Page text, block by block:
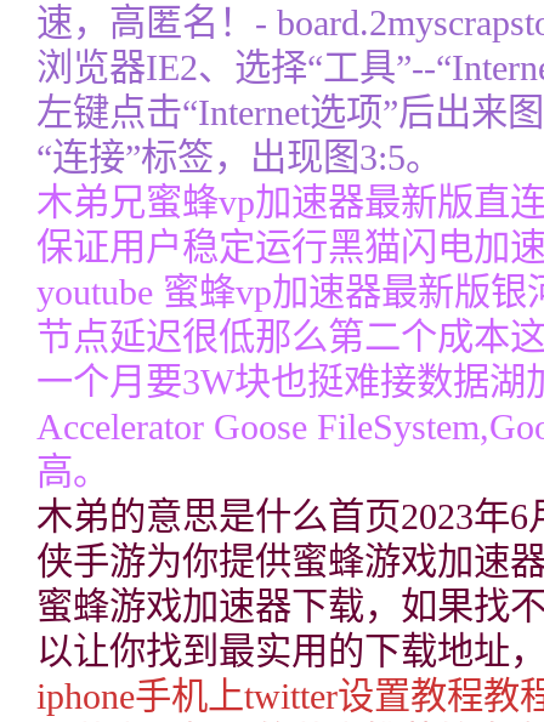
速，高匿名！-
浏览器IE2、选择“工具”--
左键点击“Internet选项”后出来
“连接”标签，出现图3:5。
木弟兄蜜蜂vp加速器最新版直
保证用户稳定运行黑猫闪电加
youtube 蜜蜂vp加速器最新版
节点延迟很低那么第二个成本
一个月要3W块也挺难接数据湖
Accelerator Goose
高。
木弟的意思是什么首页2023年
侠手游为你提供蜜蜂游戏加速
蜜蜂游戏加速器下载，如果找
以让你找到最实用的下载地址
iphone手机上twitter设置教程教